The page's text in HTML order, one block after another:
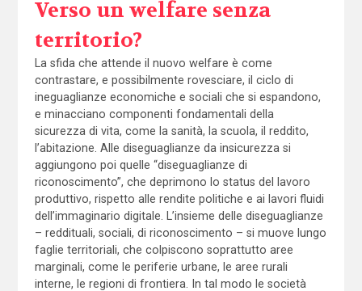
Verso un welfare senza
territorio?
La sfida che attende il nuovo welfare è come
contrastare, e possibilmente rovesciare, il ciclo di
ineguaglianze economiche e sociali che si espandono,
e minacciano componenti fondamentali della
sicurezza di vita, come la sanità, la scuola, il reddito,
l’abitazione. Alle diseguaglianze da insicurezza si
aggiungono poi quelle “diseguaglianze di
riconoscimento”, che deprimono lo status del lavoro
produttivo, rispetto alle rendite politiche e ai lavori fluidi
dell’immaginario digitale. L’insieme delle diseguaglianze
– reddituali, sociali, di riconoscimento – si muove lungo
faglie territoriali, che colpiscono soprattutto aree
marginali, come le periferie urbane, le aree rurali
interne, le regioni di frontiera. In tal modo le società